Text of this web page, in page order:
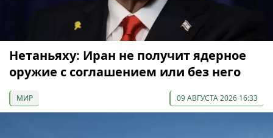
Нетаньяху: Иран не получит ядерное
оружие с соглашением или без него
МИР 09 АВГУСТА 2026 16:33